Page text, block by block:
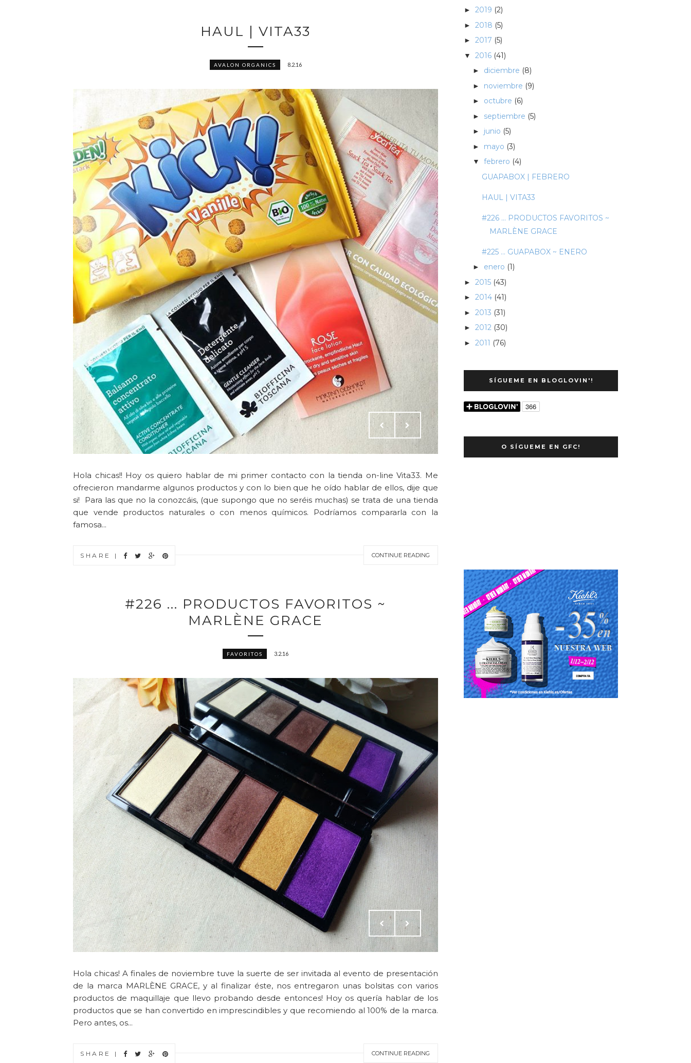
HAUL | VITA33
AVALON ORGANICS 8.2.16
Hola chicas!! Hoy os quiero hablar de mi primer contacto con la tienda on-line Vita33. Me
ofrecieron mandarme algunos productos y con lo bien que he oído hablar de ellos, dije que
si! Para las que no la conozcáis, (que supongo que no seréis muchas) se trata de una tienda
que vende productos naturales o con menos químicos. Podríamos compararla con la
famosa...
CONTINUE READING
SHARE |
#226 ... PRODUCTOS FAVORITOS ~
MARLÈNE GRACE
FAVORITOS 3.2.16
Hola chicas! A finales de noviembre tuve la suerte de ser invitada al evento de presentación
de la marca MARLÈNE GRACE, y al finalizar éste, nos entregaron unas bolsitas con varios
productos de maquillaje que llevo probando desde entonces! Hoy os quería hablar de los
productos que se han convertido en imprescindibles y que recomiendo al 100% de la marca.
Pero antes, os...
CONTINUE READING
SHARE |
► 2019 (2)
► 2018 (5)
► 2017 (5)
▼ 2016 (41)
► diciembre (8)
► noviembre (9)
► octubre (6)
► septiembre (5)
► junio (5)
► mayo (3)
▼ febrero (4)
GUAPABOX | FEBRERO
HAUL | VITA33
#226 ... PRODUCTOS FAVORITOS ~
MARLÈNE GRACE
#225 ... GUAPABOX ~ ENERO
► enero (1)
► 2015 (43)
► 2014 (41)
► 2013 (31)
► 2012 (30)
► 2011 (76)
SÍGUEME EN BLOGLOVIN'!
O SÍGUEME EN GFC!